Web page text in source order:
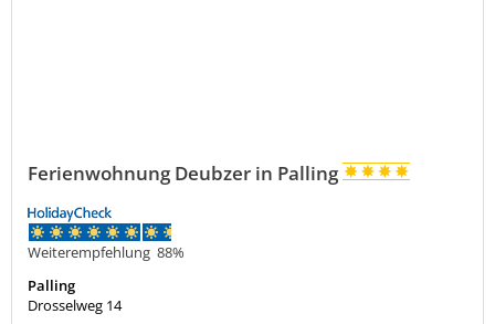
Ferienwohnung Deubzer in Palling
9,9
Weiterempfehlung 88%
Palling
Drosselweg 14